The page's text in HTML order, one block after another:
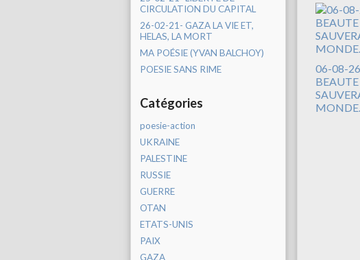
CIRCULATION DU CAPITAL
26-02-21- GAZA LA VIE ET,
HELAS, LA MORT
MA POÉSIE (YVAN BALCHOY)
POESIE SANS RIME
Catégories
poesie-action
UKRAINE
PALESTINE
RUSSIE
GUERRE
OTAN
ETATS-UNIS
PAIX
GAZA
06-08-
BEAUTE
MONDE.